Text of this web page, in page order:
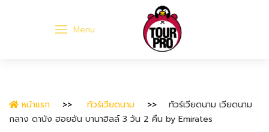
Menu
หน้าแรก ทัวร์เวียดนาม
ทัวร์เวียดนาม เวียดนาม
กลาง ดานัง ฮอยอัน บานาฮิลล์ 3 วัน 2 คืน by Emirates